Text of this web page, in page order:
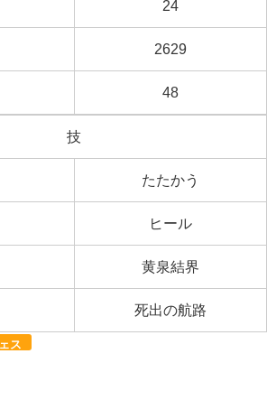
24
2629
48
技
たたかう
ヒール
黄泉結界
死出の航路
ス